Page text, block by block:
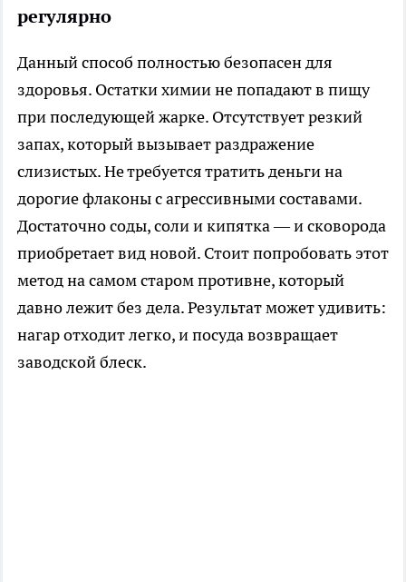
регулярно
Данный способ полностью безопасен для
здоровья. Остатки химии не попадают в пищу
при последующей жарке. Отсутствует резкий
запах, который вызывает раздражение
слизистых. Не требуется тратить деньги на
дорогие флаконы с агрессивными составами.
Достаточно соды, соли и кипятка — и сковорода
приобретает вид новой. Стоит попробовать этот
метод на самом старом противне, который
давно лежит без дела. Результат может удивить:
нагар отходит легко, и посуда возвращает
заводской блеск.